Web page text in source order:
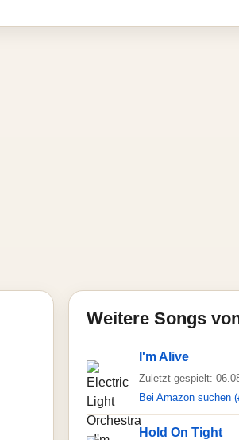
Weitere Songs
I'm Alive
Zuletzt gespielt:
Bei Amazon suchen
Hold On Tight